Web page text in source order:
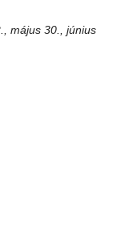
május 30., június